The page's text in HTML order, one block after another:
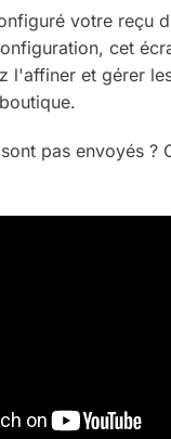
votre reçu
cet
l'affiner et gérer
pas envoyés ?